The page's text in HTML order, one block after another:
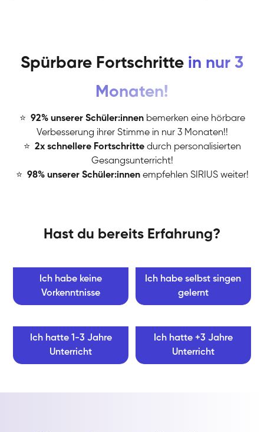
Spürbare Fortschritte in nur 3
Monaten!
⭐ 92% unserer Schüler:innen bemerken eine hörbare
Verbesserung ihrer Stimme in nur 3 Monaten!!
⭐ 2x schnellere Fortschritte durch personalisierten
Gesangsunterricht!
⭐ 98% unserer Schüler:innen empfehlen SIRIUS weiter!
Hast du bereits Erfahrung?
Ich habe keine
Vorkenntnisse
Ich habe selbst singen
gelernt
Ich hatte 1-3 Jahre
Unterricht
Ich hatte +3 Jahre
Unterricht